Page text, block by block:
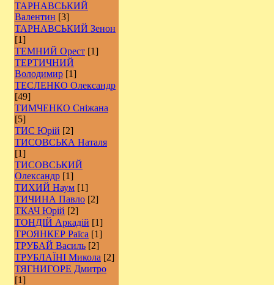
ТАРНАВСЬКИЙ
Валентин [3]
ТАРНАВСЬКИЙ Зенон
[1]
ТЕМНИЙ Орест [1]
ТЕРТИЧНИЙ
Володимир [1]
ТЕСЛЕНКО Олександр
[49]
ТИМЧЕНКО Сніжана
[5]
ТИС Юрій [2]
ТИСОВСЬКА Наталя
[1]
ТИСОВСЬКИЙ
Олександр [1]
ТИХИЙ Наум [1]
ТИЧИНА Павло [2]
ТКАЧ Юрій [2]
ТОНДІЙ Аркадій [1]
ТРОЯНКЕР Раїса [1]
ТРУБАЙ Василь [2]
ТРУБЛАЇНІ Микола [2]
ТЯГНИГОРЕ Дмитро
[1]